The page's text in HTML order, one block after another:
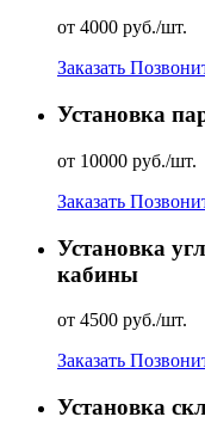
от 4000 руб./шт.
Заказать
Установка
от 10000 руб./шт.
Заказать
Установка
кабины
от 4500 руб./шт.
Заказать
Установка